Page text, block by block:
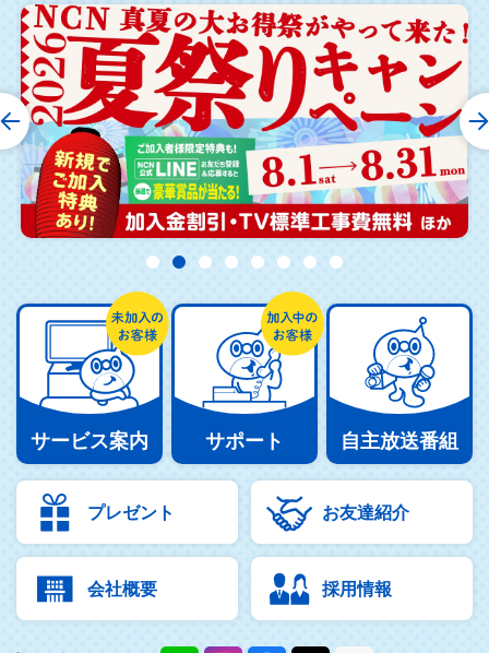
サービス案内 サポート 自主放送番組
プレゼント お友達紹介
会社概要 採用情報